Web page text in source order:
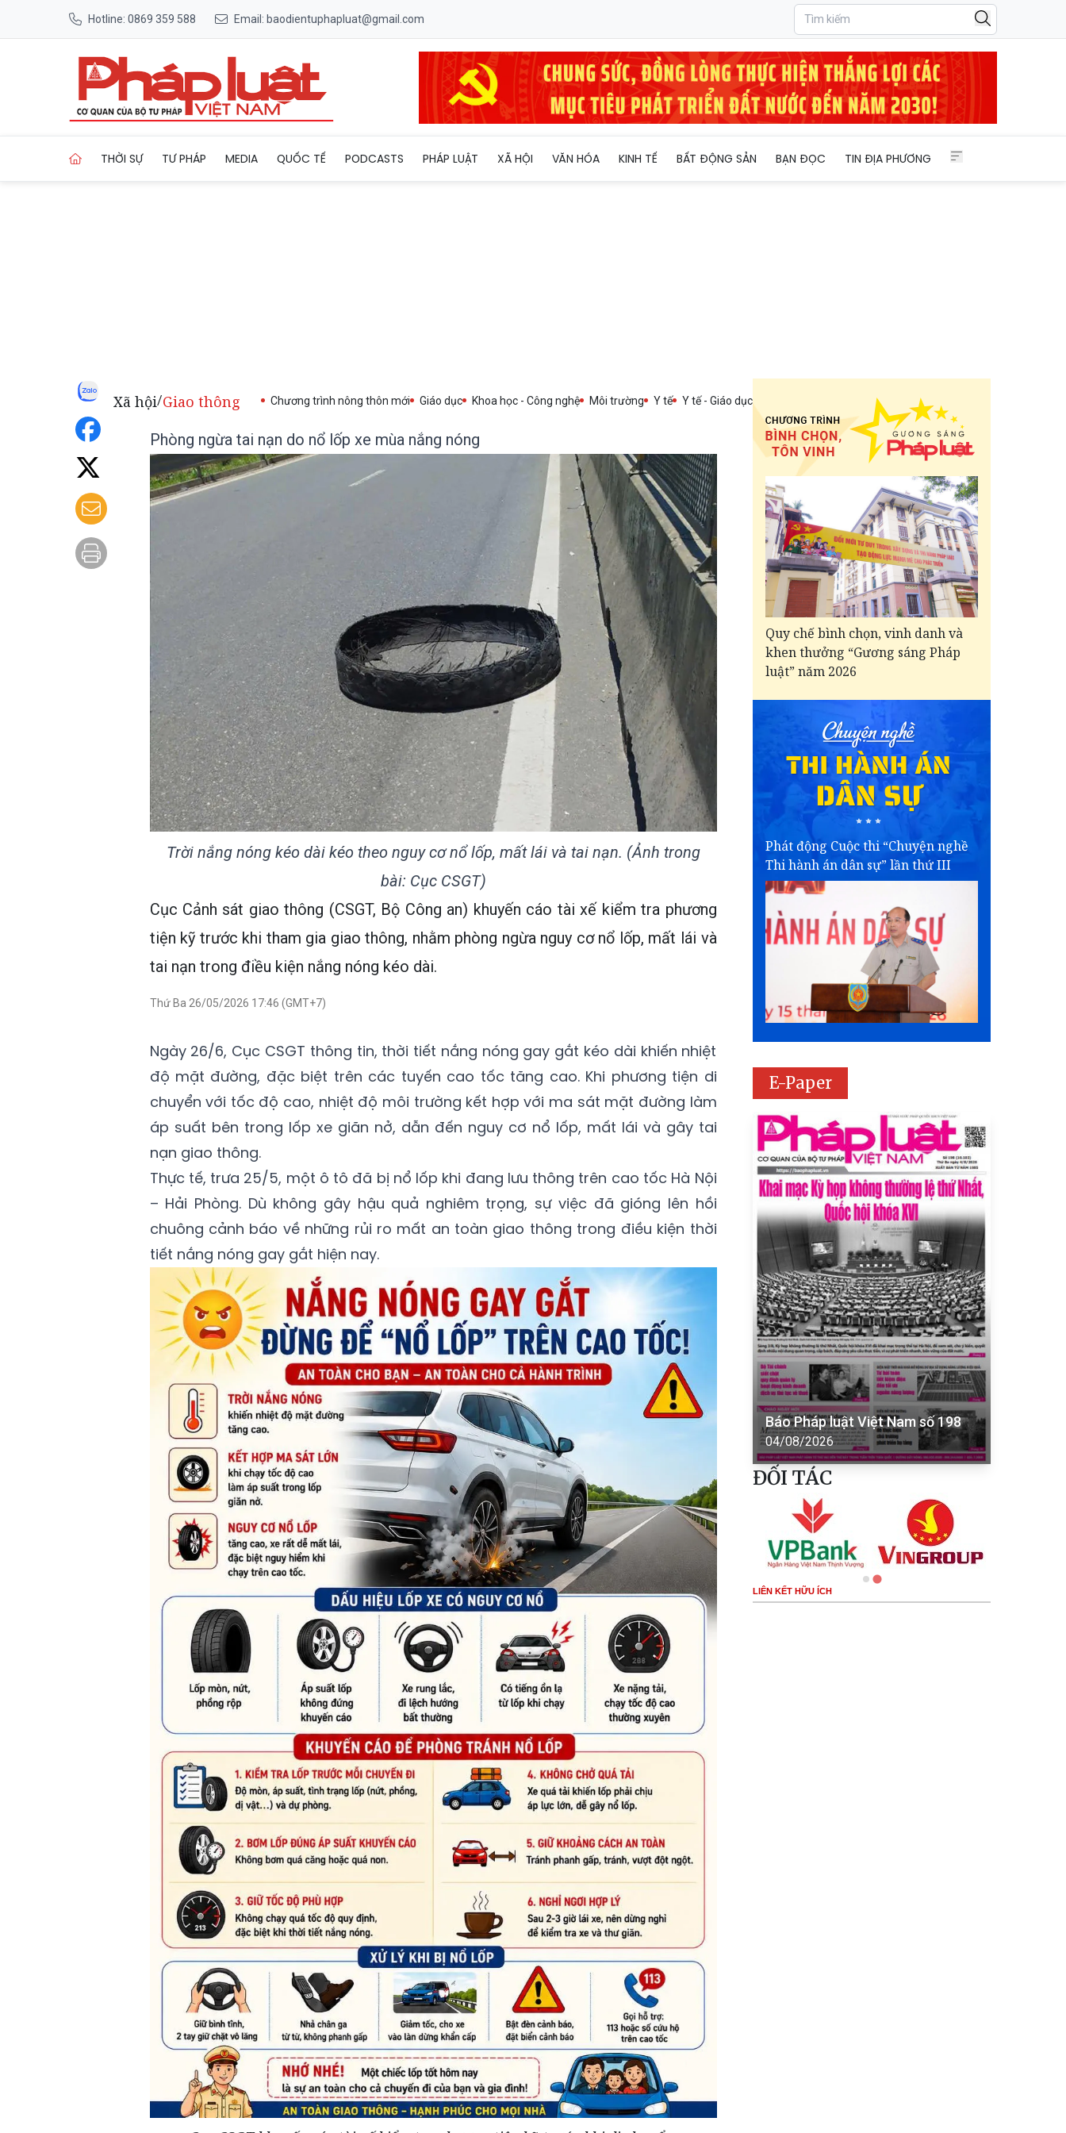
Hotline: 0869 359 588 Email: baodientuphapluat@gmail.com
THỜI SỰ TƯ PHÁP MEDIA QUỐC TẾ PODCASTS PHÁP LUẬT XÃ HỘI VĂN HÓA KINH TẾ BẤT ĐỘNG SẢN BẠN ĐỌC TIN ĐỊA PHƯƠNG
Xã hội/Giao thông Chương trình nông thôn mới Giáo dục Khoa học - Công nghệ Môi trường Y tế Y tế - Giáo dục
Phòng ngừa tai nạn do nổ lốp xe mùa nắng nóng
Trời nắng nóng kéo dài kéo theo nguy cơ nổ lốp, mất lái và tai nạn. (Ảnh trong
bài: Cục CSGT)
Cục Cảnh sát giao thông (CSGT, Bộ Công an) khuyến cáo tài xế kiểm tra phương
tiện kỹ trước khi tham gia giao thông, nhằm phòng ngừa nguy cơ nổ lốp, mất lái và
tai nạn trong điều kiện nắng nóng kéo dài.
Thứ Ba 26/05/2026 17:46 (GMT+7)
Ngày 26/6, Cục CSGT thông tin, thời tiết nắng nóng gay gắt kéo dài khiến nhiệt
độ mặt đường, đặc biệt trên các tuyến cao tốc tăng cao. Khi phương tiện di
chuyển với tốc độ cao, nhiệt độ môi trường kết hợp với ma sát mặt đường làm
áp suất bên trong lốp xe giãn nở, dẫn đến nguy cơ nổ lốp, mất lái và gây tai
nạn giao thông.
Thực tế, trưa 25/5, một ô tô đã bị nổ lốp khi đang lưu thông trên cao tốc Hà Nội
– Hải Phòng. Dù không gây hậu quả nghiêm trọng, sự việc đã gióng lên hồi
chuông cảnh báo về những rủi ro mất an toàn giao thông trong điều kiện thời
tiết nắng nóng gay gắt hiện nay.
Quy chế bình chọn, vinh danh và
khen thưởng “Gương sáng Pháp
luật” năm 2026
Phát động Cuộc thi “Chuyện nghề
Thi hành án dân sự” lần thứ III
E-Paper
Báo Pháp luật Việt Nam số 198
04/08/2026
ĐỐI TÁC
LIÊN KẾT HỮU ÍCH